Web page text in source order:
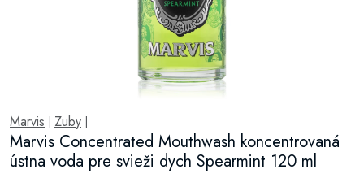
Marvis Zuby
Marvis Concentrated Mouthwash koncentrovaná
ústna voda pre svieži dych Spearmint 120 ml